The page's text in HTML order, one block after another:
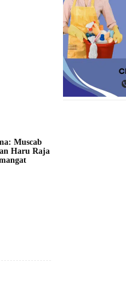
Muscab
Haru Raja